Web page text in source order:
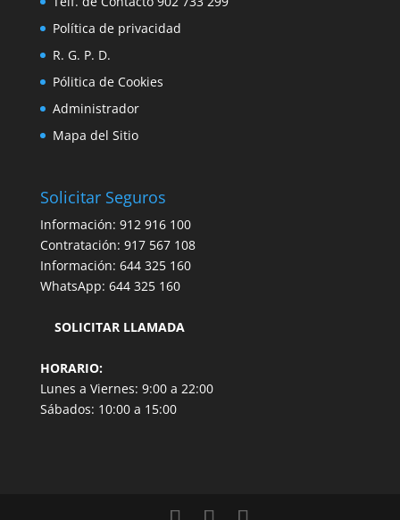
Política de privacidad
R. G. P. D.
Pólitica de Cookies
Administrador
Mapa del Sitio
Solicitar Seguros
Información: 912 916 100
Contratación: 917 567 108
Información: 644 325 160
WhatsApp: 644 325 160
SOLICITAR LLAMADA
HORARIO:
Lunes a Viernes: 9:00 a 22:00
Sábados: 10:00 a 15:00